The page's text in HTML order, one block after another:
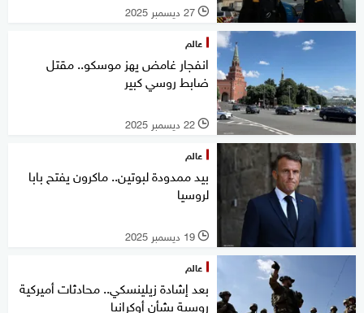
l 27 ديسمبر 2025
عالم
انفجار غامض يهز موسكو.. مقتل
ضابط روسي كبير
l 22 ديسمبر 2025
عالم
بيد ممدودة لبوتين.. ماكرون يفتح بابا
لروسيا
l 19 ديسمبر 2025
عالم
بعد إشادة زيلينسكي.. محادثات أميركية
روسية بشأن أوكرانيا